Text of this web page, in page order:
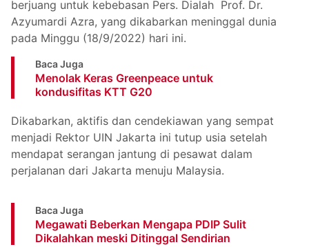
berjuang untuk kebebasan Pers. Dialah Prof. Dr.
Azyumardi Azra, yang dikabarkan meninggal dunia
pada Minggu (18/9/2022) hari ini.
Baca Juga
Menolak Keras Greenpeace untuk
kondusifitas KTT G20
Dikabarkan, aktifis dan cendekiawan yang sempat
menjadi Rektor UIN Jakarta ini tutup usia setelah
mendapat serangan jantung di pesawat dalam
perjalanan dari Jakarta menuju Malaysia.
Baca Juga
Megawati Beberkan Mengapa PDIP Sulit
Dikalahkan meski Ditinggal Sendirian